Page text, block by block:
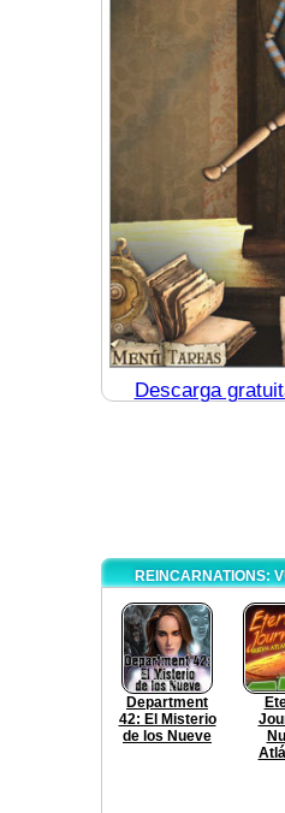
Descarga
REINCARNATIONS:
Department
42: El Misterio
de los Nueve